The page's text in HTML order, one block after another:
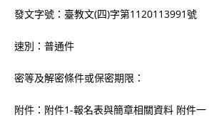
發文字號：臺教文(四)字第1120113991號
速別：普通件
密等及解密條件或保密期限：
附件：附件1-報名表與簡章相關資料 附件一